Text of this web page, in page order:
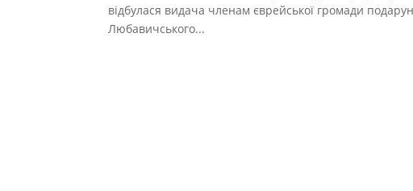
відбулася видача членам єврейської громади
Любавичського...